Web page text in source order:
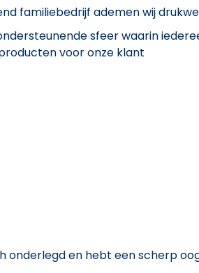
familiebedrijf ademen wij
sfeer waarin
voor onze klant
onderlegd en hebt een scherp